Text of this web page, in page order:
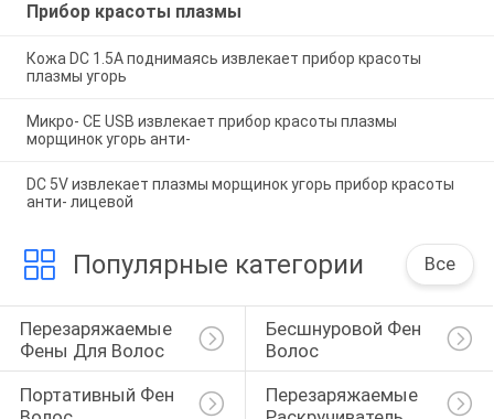
Прибор красоты плазмы
Кожа DC 1.5A поднимаясь извлекает прибор красоты
плазмы угорь
Микро- CE USB извлекает прибор красоты плазмы
морщинок угорь анти-
DC 5V извлекает плазмы морщинок угорь прибор красоты
анти- лицевой
Популярные категории Все
Перезаряжаемые
Фены Для Волос
Бесшнуровой Фен
Волос
Портативный Фен
Перезаряжаемые